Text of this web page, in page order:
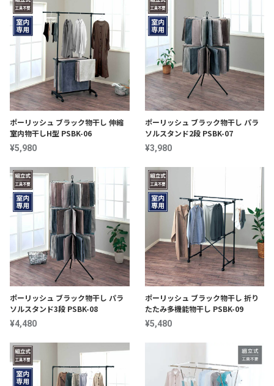
ポーリッシュ ブラック物干し 伸縮
室内物干しH型 PSBK-06
¥5,980
ポーリッシュ ブラック物干し パラ
ソルスタンド2段 PSBK-07
¥3,980
ポーリッシュ ブラック物干し パラ
ソルスタンド3段 PSBK-08
¥4,480
ポーリッシュ ブラック物干し 折り
たたみ多機能物干し PSBK-09
¥5,480